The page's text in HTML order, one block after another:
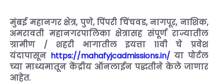
मुंबई महानगर क्षेत्र, पुणे, पिंपरी चिंचवड, नागपूर, नाशिक,
अमरावती महानगरपालिका क्षेत्रासह संपूर्ण राज्यातील
ग्रामीण / शहरी भागातील इयत्ता 11वी चे प्रवेश
यंदापासून https://mahafyjcadmissions.in/ या पोर्टल
च्या माध्यमातून केंद्रीय ऑनलाईन पद्धतीने केले जाणार
आहेत.